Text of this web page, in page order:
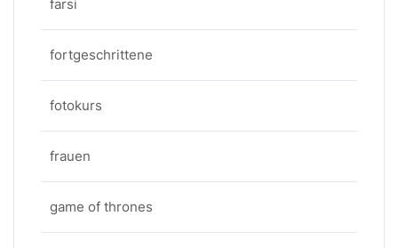
farsi
fortgeschrittene
fotokurs
frauen
game of thrones